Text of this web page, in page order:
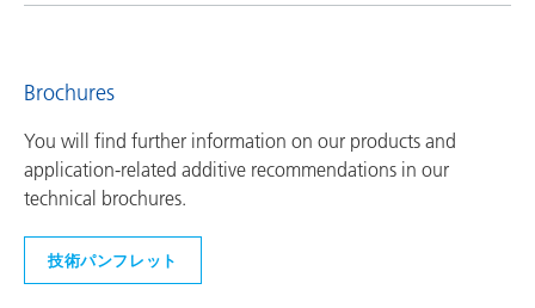
Brochures
You will find further information on our products and
application-related additive recommendations in our
technical brochures.
技術パンフレット